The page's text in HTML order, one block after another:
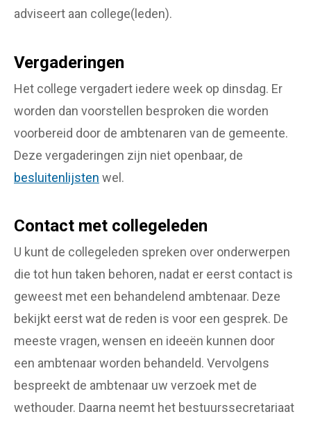
adviseert aan college(leden).
Vergaderingen
Het college vergadert iedere week op dinsdag. Er
worden dan voorstellen besproken die worden
voorbereid door de ambtenaren van de gemeente.
Deze vergaderingen zijn niet openbaar, de
besluitenlijsten wel.
Contact met collegeleden
U kunt de collegeleden spreken over onderwerpen
die tot hun taken behoren, nadat er eerst contact is
geweest met een behandelend ambtenaar. Deze
bekijkt eerst wat de reden is voor een gesprek. De
meeste vragen, wensen en ideeën kunnen door
een ambtenaar worden behandeld. Vervolgens
bespreekt de ambtenaar uw verzoek met de
wethouder. Daarna neemt het bestuurssecretariaat